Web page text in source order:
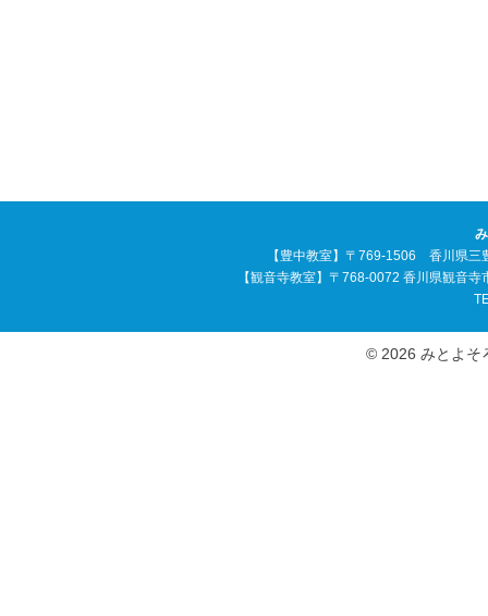
【豊中教室】〒769-1506 香川県
【観音寺教室】〒768-0072 香川県観音
© 2026 みとよそ